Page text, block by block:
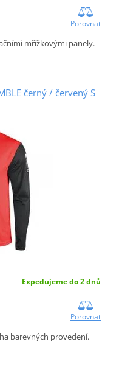
Porovnat
mřížkovými panely.
černý / červený S
Expedujeme do 2 dnů
Porovnat
barevných provedení.